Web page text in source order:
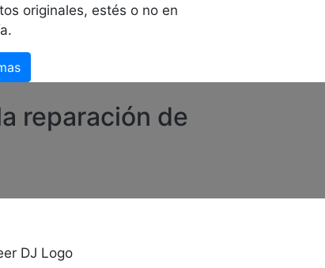
originales, estés o no en
reparación de